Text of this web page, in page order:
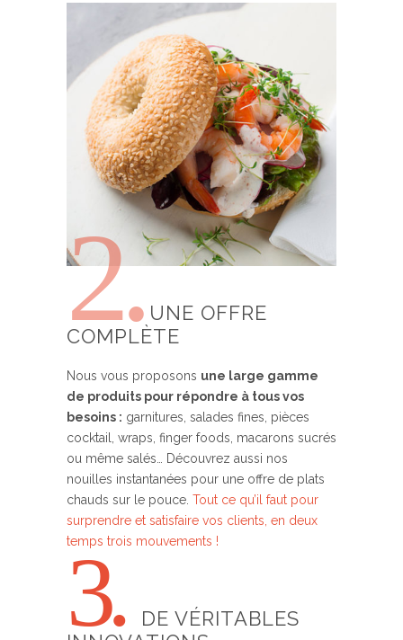
2.UNE OFFRE
COMPLÈTE
Nous vous proposons une large gamme
de produits pour répondre à tous vos
besoins : garnitures, salades fines, pièces
cocktail, wraps, finger foods, macarons sucrés
ou même salés… Découvrez aussi nos
nouilles instantanées pour une offre de plats
chauds sur le pouce. Tout ce qu’il faut pour
surprendre et satisfaire vos clients, en deux
temps trois mouvements !
3.
DE VÉRITABLES